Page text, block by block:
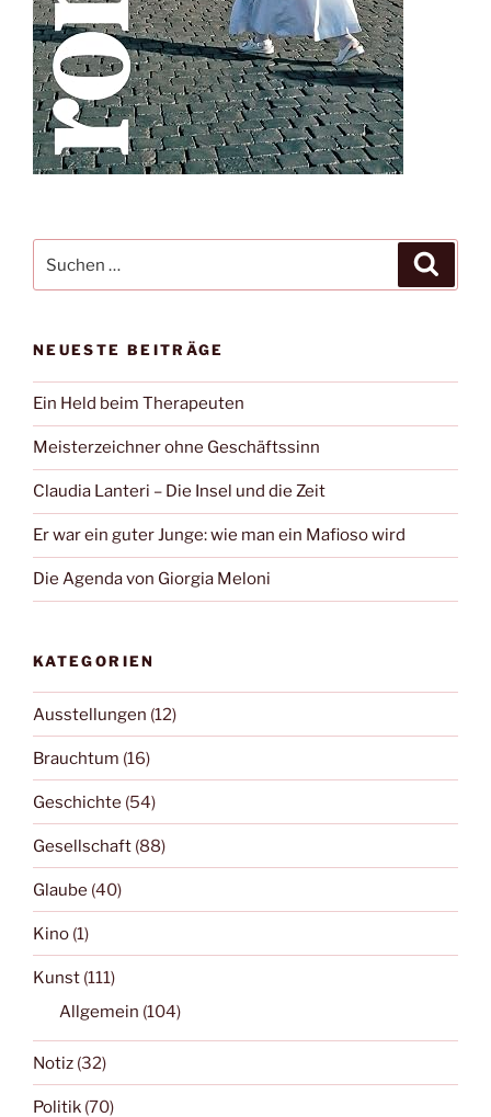
nach:
NEUESTE BEITRÄGE
Ein Held beim Therapeuten
Meisterzeichner ohne Geschäftssinn
Claudia Lanteri – Die Insel und die Zeit
Er war ein guter Junge: wie man ein Mafioso wird
Die Agenda von Giorgia Meloni
KATEGORIEN
Ausstellungen (12)
Brauchtum (16)
Geschichte (54)
Gesellschaft (88)
Glaube (40)
Kino (1)
Kunst (111)
Allgemein (104)
Notiz (32)
Politik (70)